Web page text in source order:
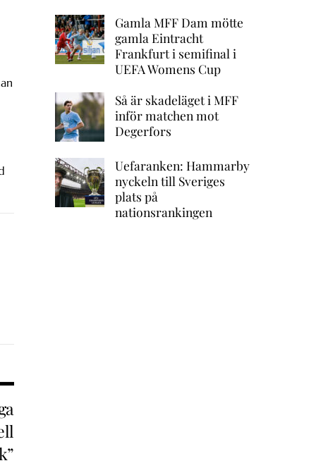
Gamla MFF Dam mötte
gamla Eintracht
Frankfurt i semifinal i
UEFA Womens Cup
Så är skadeläget i MFF
inför matchen mot
Degerfors
Uefaranken: Hammarby
nyckeln till Sveriges
plats på
nationsrankingen